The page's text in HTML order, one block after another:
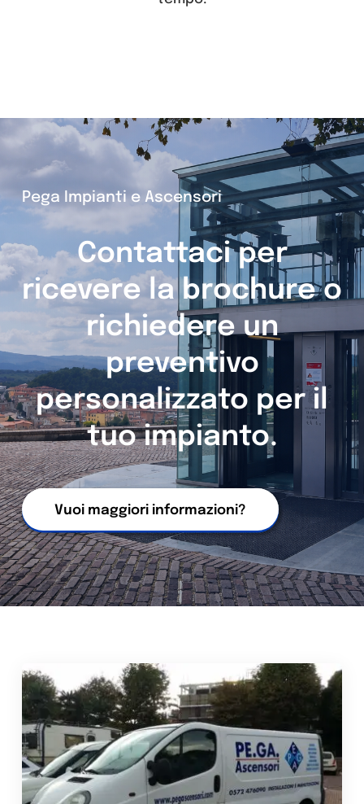
Pega Impianti e Ascensori
Contattaci per
ricevere la brochure o
richiedere un
preventivo
personalizzato per il
tuo impianto.
Vuoi maggiori informazioni?